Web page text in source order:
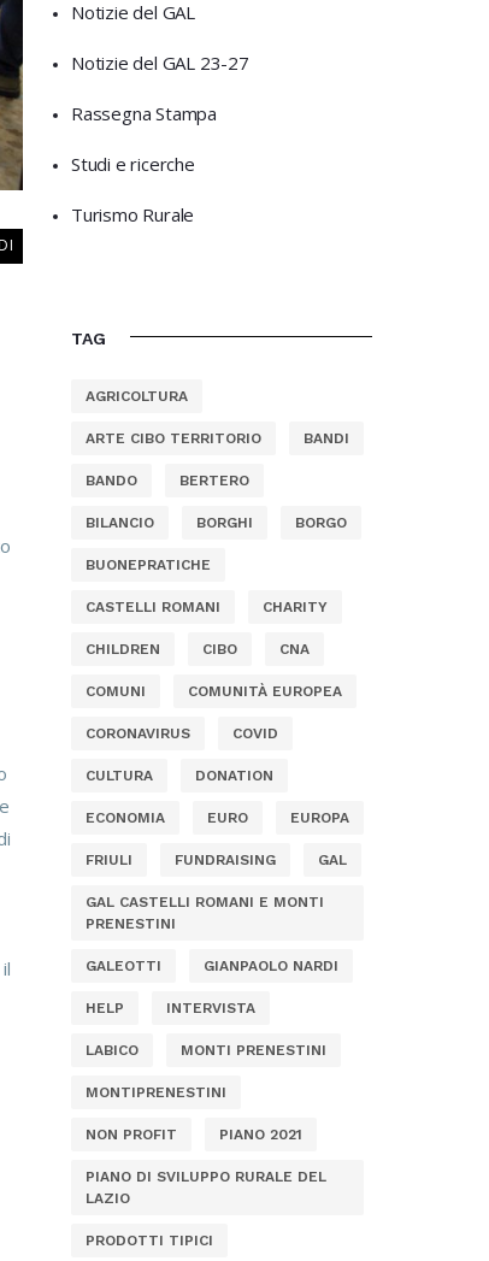
Notizie del GAL
Notizie del GAL 23-27
Rassegna Stampa
Studi e ricerche
Turismo Rurale
TAG
AGRICOLTURA
ARTE CIBO TERRITORIO BANDI
BANDO BERTERO
BILANCIO BORGHI BORGO
BUONEPRATICHE
CASTELLI ROMANI CHARITY
CHILDREN CIBO CNA
COMUNI COMUNITÀ EUROPEA
CORONAVIRUS COVID
CULTURA DONATION
ECONOMIA EURO EUROPA
FRIULI FUNDRAISING GAL
GAL CASTELLI ROMANI E MONTI
PRENESTINI
GALEOTTI GIANPAOLO NARDI
HELP INTERVISTA
LABICO MONTI PRENESTINI
MONTIPRENESTINI
NON PROFIT PIANO 2021
PIANO DI SVILUPPO RURALE DEL
LAZIO
PRODOTTI TIPICI